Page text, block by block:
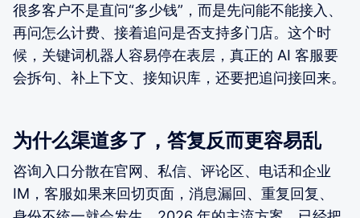
很多客户不是直问“多少钱”，而是先问能不能接入、
再问怎么计费、接着追问是否支持多门店。这个时
候，关键词机器人容易停在表层，真正的 AI 客服要
会拆句、补上下文、接知识库，还要把追问接回来。
为什么渠道多了，答复反而更容易乱
咨询入口分散在官网、私信、评论区、电话和企业
IM，客服如果来回切页面，消息漏回、重复回复、